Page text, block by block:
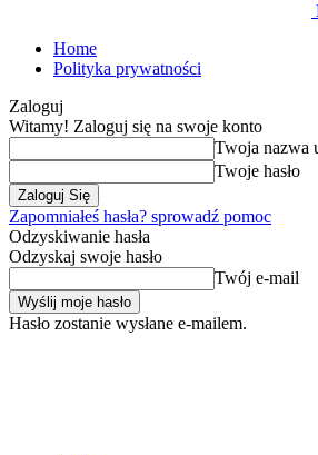
Home
Polityka prywatności
Zaloguj
Witamy! Zaloguj się na swoje konto
Twoja nazwa
Twoje hasło
Zapomniałeś hasła? sprowadź pomoc
Odzyskiwanie hasła
Odzyskaj swoje hasło
Twój e-mail
Hasło zostanie wysłane e-mailem.